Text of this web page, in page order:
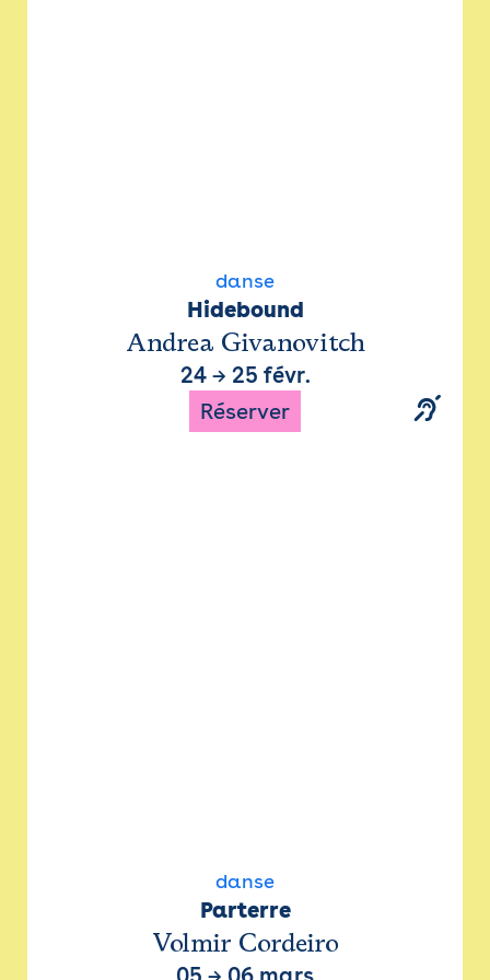
danse
Hidebound
Andrea Givanovitch
24→ 25 févr.
Réserver
danse
Parterre
Volmir Cordeiro